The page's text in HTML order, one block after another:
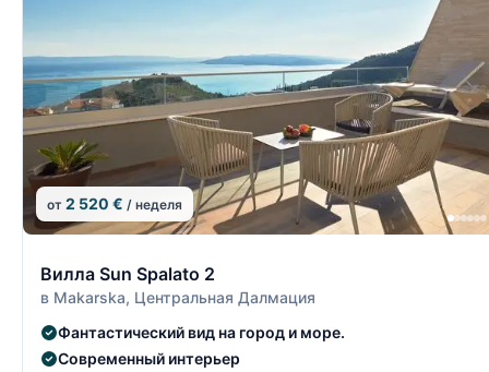
от 2 520 € / неделя
Вилла Sun Spalato 2
в Makarska, Центральная Далмация
Фантастический вид на город и море.
Современный интерьер